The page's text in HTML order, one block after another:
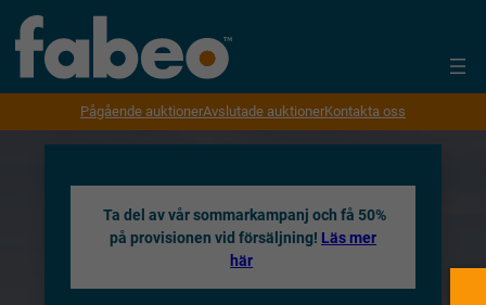
Pågående auktionerAvslutade auktionerKontakta oss
Ta del av vår sommarkampanj och få 50%
på provisionen vid försäljning! Läs mer
här